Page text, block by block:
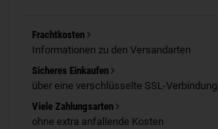
Frachtkosten
Informationen zu den Versandarten
Sicheres Einkaufen
über eine verschlüsselte SSL-Verbindung
Viele Zahlungsarten
ohne extra anfallende Kosten